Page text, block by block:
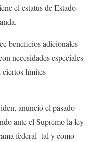
el estatus de Estado
beneficios adicionales
necesidades especiales
ciertos límites
anunció el pasado
ante el Supremo la ley
federal -tal y como